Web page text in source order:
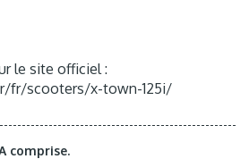
le site officiel :
fr/scooters/x-town-125i/
comprise.